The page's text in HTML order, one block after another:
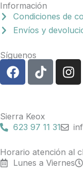
Información
Condiciones de
Envíos y
Síguenos
F
a
b
o
k
T
i
o
k
I
n
g
a
m
Sierra Keox
623 97 11 31
Horario atención al
Lunes a Viernes